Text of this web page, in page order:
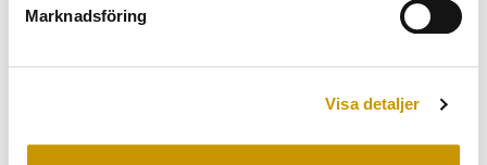
Marknadsföring
Visa detaljer